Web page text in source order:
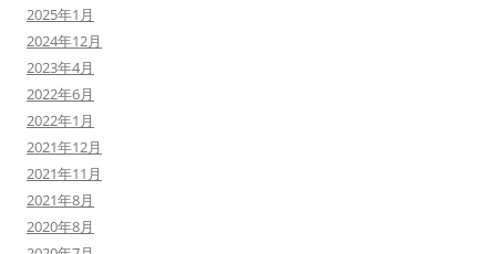
2025年1月
2024年12月
2023年4月
2022年6月
2022年1月
2021年12月
2021年11月
2021年8月
2020年8月